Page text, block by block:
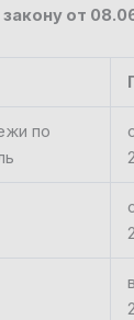
от
по